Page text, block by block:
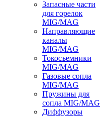
Запасные части
для горелок
MIG/MAG
Направляющие
каналы
MIG/MAG
Токосъемники
MIG/MAG
Газовые сопла
MIG/MAG
Пружины для
сопла MIG/MAG
Диффузоры